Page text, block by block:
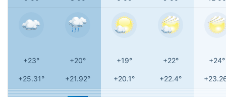
+23° +20° +19° +22° +24°
+25.31° +21.92° +20.1° +22.4°